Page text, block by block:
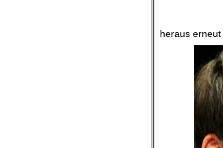
heraus